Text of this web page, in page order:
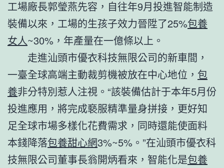
工場廠長郭瑩燕先容，自往年9月投進智能制造
裝備以來，工場的生孩子效力晉陞了25%包養
女人~30%，年產量在一億條以上。
走進汕頭市優衣科技無限公司的新車間，
一臺全球高端主動裁剪機被放在中心地位， 包
養非分特別惹人注視。“該裝備估計于本年5月份
投進應用，將完成褻服精準量身拼接，更好知
足全球市場多樣化花費需求，同時還能使面料
本錢降落包養甜心網3%~5%。”在汕頭市優衣科
技無限公司董事長翁開炳看來，智能化是包養